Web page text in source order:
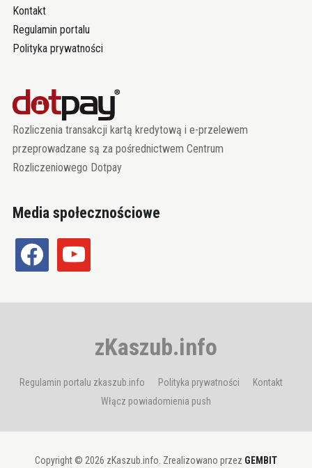
Kontakt
Regulamin portalu
Polityka prywatności
Rozliczenia transakcji kartą kredytową i e-przelewem
przeprowadzane są za pośrednictwem Centrum
Rozliczeniowego Dotpay
Media społecznościowe
facebook youtube
zKaszub.info
Regulamin portalu zkaszub.info Polityka prywatności
Kontakt
Włącz powiadomienia push
Copyright © 2026 zKaszub.info. Zrealizowano przez GEMBIT